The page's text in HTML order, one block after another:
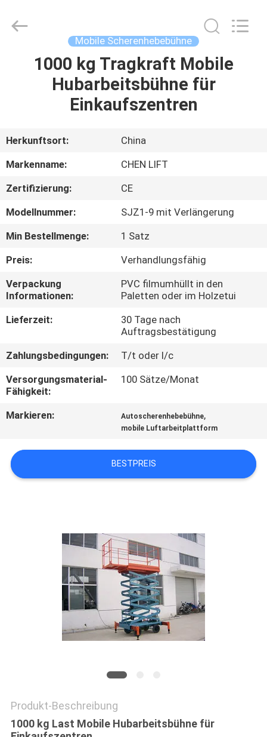
HAUSE
ÜBER
UNS
WERKSBESICHTIGUNG
QUALITÄTSKONTROLLE
KONTAKT
MIT
NEUIGKEITEN
BITTE UM
ANGEBOT
DATENSCHUTZRICHTLINIE
LTD.
Mobile Scherenhebebühne
1000 kg Tragkraft Mobile
Hubarbeitsbühne für
Einkaufszentren
Herkunftsort:
China
Markenname:
CHEN LIFT
Zertifizierung:
CE
Modellnummer:
SJZ1-9 mit Verlängerung
Min Bestellmenge:
1 Satz
Preis:
Verhandlungsfähig
Verpackung
Informationen:
PVC filmumhüllt in den
Paletten oder im Holzetui
Lieferzeit:
30 Tage nach
Auftragsbestätigung
Zahlungsbedingungen:
T/t oder l/c
Versorgungsmaterial-
Fähigkeit:
100 Sätze/Monat
Markieren: Autoscherenhebebühne,
mobile Luftarbeitplattform
BESTPREIS
Produkt-Beschreibung
1000 kg Last Mobile Hubarbeitsbühne für